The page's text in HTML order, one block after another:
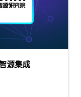
源集成